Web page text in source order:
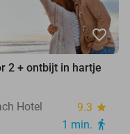
favorite_border
2 + ontbijt in hartje
Hotel
9.3 star
1 min. directions_walk